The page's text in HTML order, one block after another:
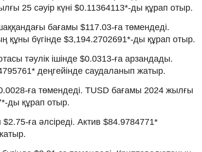
25 сәуір күні $0.11364113*-ды құрап отыр.
бағамы $117.03-ға төмендеді.
құны бүгінде $3,194.2702691*-ды құрап отыр.
тәулік ішінде $0.0313-ға арзандады.
деңгейінде саудаланып жатыр.
ға төмендеді. TUSD бағамы 2024 жылғы
ды құрап отыр.
ға әлсіреді. Актив $84.9784771*